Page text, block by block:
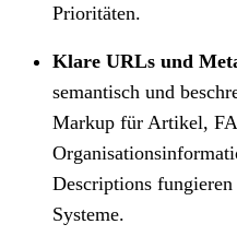
Prioritäten.
Klare URLs und
semantisch und
Markup für Artikel,
Descriptions
Systeme.